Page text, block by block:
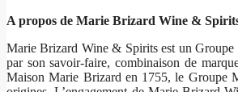
A propos de Marie Brizard Wine &
Marie Brizard Wine & Spirits est un
par son savoir-faire, combinaison de
Maison Marie Brizard en 1755, le Groupe